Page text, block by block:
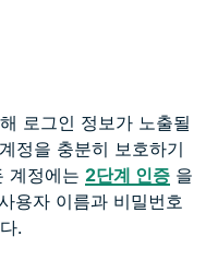
로그인 정보가 노출될
정을 충분히 보호하기
계정에는 2단계 인증 을
용자 이름과 비밀번호
.